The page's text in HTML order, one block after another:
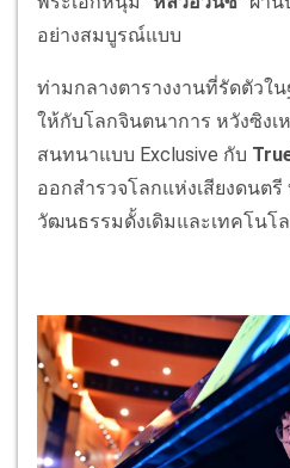
อย่างสมบูรณ์แบบ
ท่ามกลางตารางงานที่รัดตัวใน
ให้กับโลกจินตนาการ หวังซิงเ
สนทนาแบบ Exclusive กับ
ออกสำรวจโลกแห่งเสียงดนต
วัฒนธรรมดั้งเดิมและเทคโนโ